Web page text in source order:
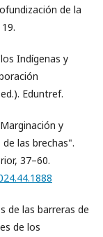
de la
Indígenas y
Eduntref.
y
las brechas".
37–60.
de las barreras de
de los